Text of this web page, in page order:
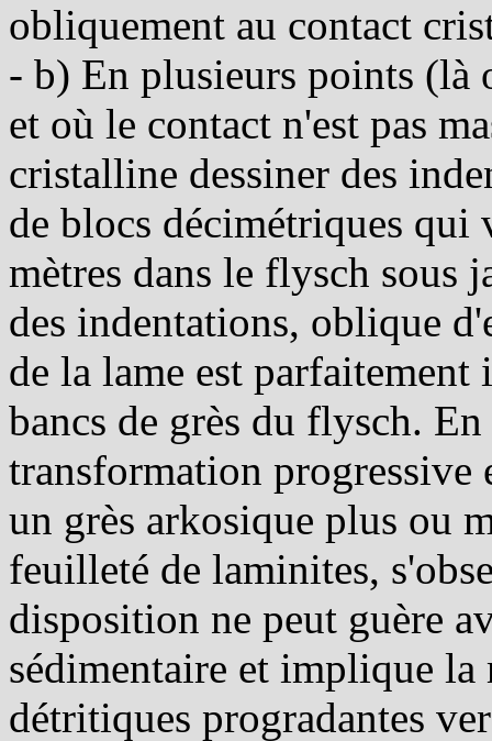
obliquement au contact
- b) En plusieurs points (là
et où le contact n'est pas
cristalline dessiner des
de blocs décimétriques qui
mètres dans le flysch sous
des indentations, oblique
de la lame est
bancs de grès du flysch.
transformation
un grès arkosique plus ou
feuilleté de laminites,
disposition ne peut guère
sédimentaire et implique la
détritiques progradantes